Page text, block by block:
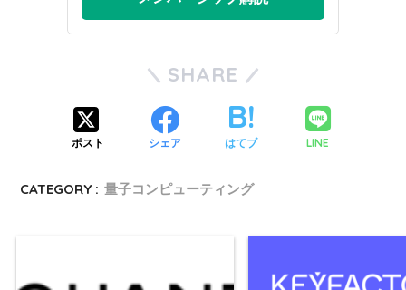
SHARE
ポスト シェア はてブ LINE
CATEGORY : 量子コンピューティング